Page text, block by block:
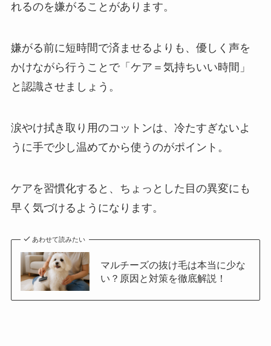
れるのを嫌がることがあります。
嫌がる前に短時間で済ませるよりも、優しく声を
かけながら行うことで「ケア＝気持ちいい時間」
と認識させましょう。
涙やけ拭き取り用のコットンは、冷たすぎないよ
うに手で少し温めてから使うのがポイント。
ケアを習慣化すると、ちょっとした目の異変にも
早く気づけるようになります。
あわせて読みたい
マルチーズの抜け毛は本当に少な
い？原因と対策を徹底解説！